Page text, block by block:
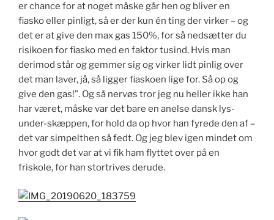
er chance for at noget måske går hen og bliver en
fiasko eller pinligt, så er der kun én ting der virker – og
det er at give den max gas 150%, for så nedsætter du
risikoen for fiasko med en faktor tusind. Hvis man
derimod står og gemmer sig og virker lidt pinlig over
det man laver, jå, så ligger fiaskoen lige for. Så op og
give den gas!”. Og så nervøs tror jeg nu heller ikke han
har været, måske var det bare en anelse dansk lys-
under-skæppen, for hold da op hvor han fyrede den af –
det var simpelthen så fedt. Og jeg blev igen mindet om
hvor godt det var at vi fik ham flyttet over på en
friskole, for han stortrives derude.